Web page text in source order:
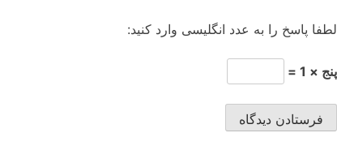
لطفا پاسخ را به عدد انگلیسی وارد کنید:
پنج × 1 =